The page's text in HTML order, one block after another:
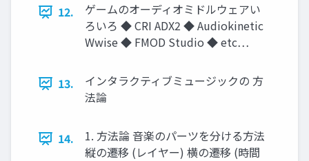
12.
ゲームのオーディオミドルウェアい
ろいろ ◆ CRI ADX2 ◆ Audiokinetic
Wwise ◆ FMOD Studio ◆ etc…
13.
インタラクティブミュージックの 方
法論
14.
1. 方法論 音楽のパーツを分ける方法
縦の遷移 (レイヤー) 横の遷移 (時間